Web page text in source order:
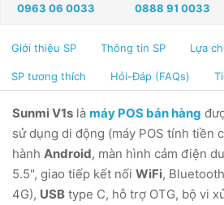
0963 06 0033 0888 91 0033
Giới thiệu SP Thông tin SP Lựa
SP tương thích Hỏi-Đáp (FAQs)
Sunmi V1s là máy POS bán hàng
sử dụng di động (máy POS tính tiền
hành Android, màn hình cảm điện
5.5", giao tiếp kết nối WiFi,
4G), USB type C, hỗ trợ OTG, bộ vi